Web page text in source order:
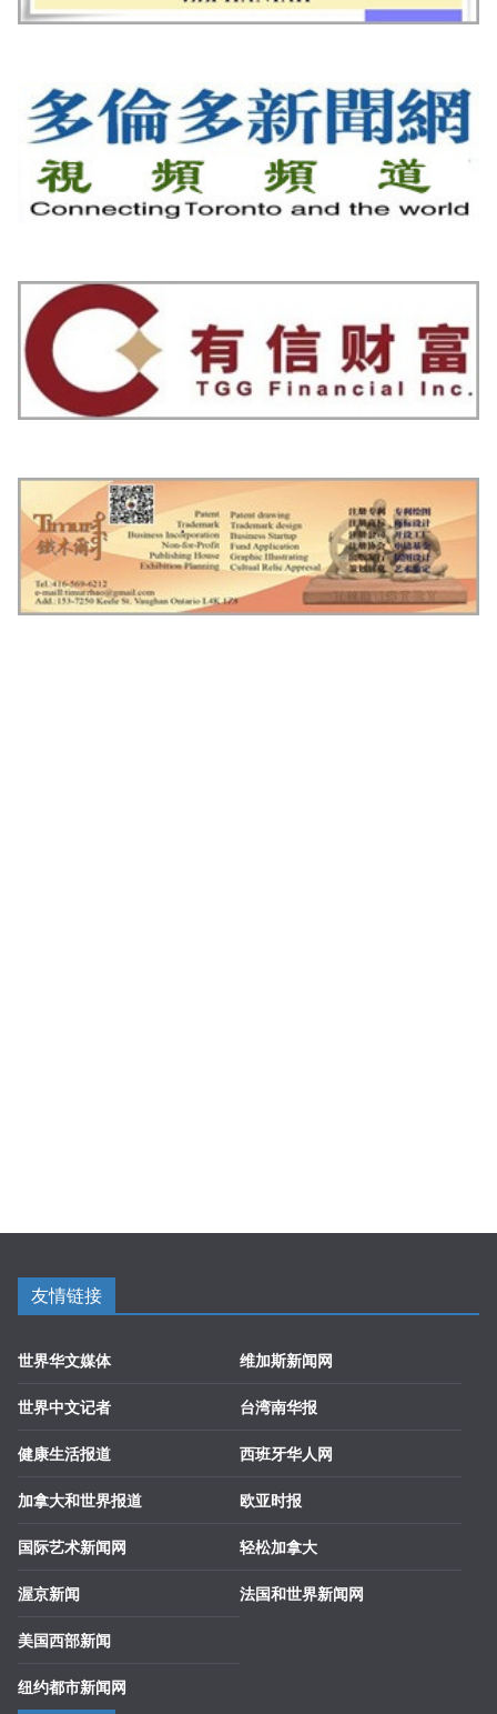
友情链接
世界华文媒体
世界中文记者
健康生活报道
加拿大和世界报道
国际艺术新闻网
渥京新闻
美国西部新闻
纽约都市新闻网
维加斯新闻网
台湾南华报
西班牙华人网
欧亚时报
轻松加拿大
法国和世界新闻网